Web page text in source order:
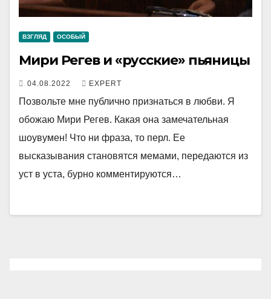
ВЗГЛЯД ОСОБЫЙ
Мири Регев и «русские» пьяницы
04.08.2022 EXPERT
Позвольте мне публично признаться в любви. Я
обожаю Мири Регев. Какая она замечательная
шоувумен! Что ни фраза, то перл. Ее
высказывания становятся мемами, передаются из
уст в уста, бурно комментируются…